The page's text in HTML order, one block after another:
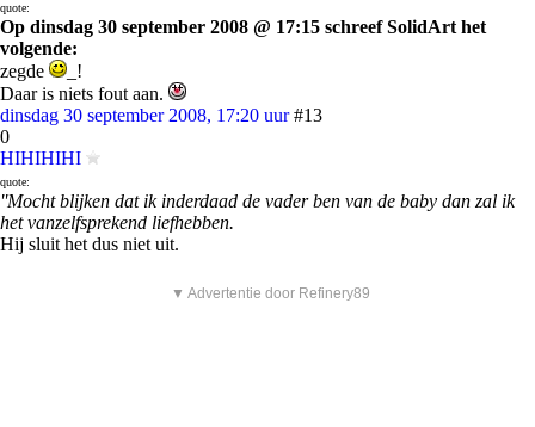
quote:
Op dinsdag 30 september 2008 @ 17:15 schreef SolidArt het
volgende:
zegde
_!
Daar is niets fout aan.
dinsdag 30 september 2008, 17:20 uur #13
0
HIHIHIHI
quote:
''Mocht blijken dat ik inderdaad de vader ben van de baby dan zal ik
het vanzelfsprekend liefhebben.
Hij sluit het dus niet uit.
▼ Advertentie door Refinery89